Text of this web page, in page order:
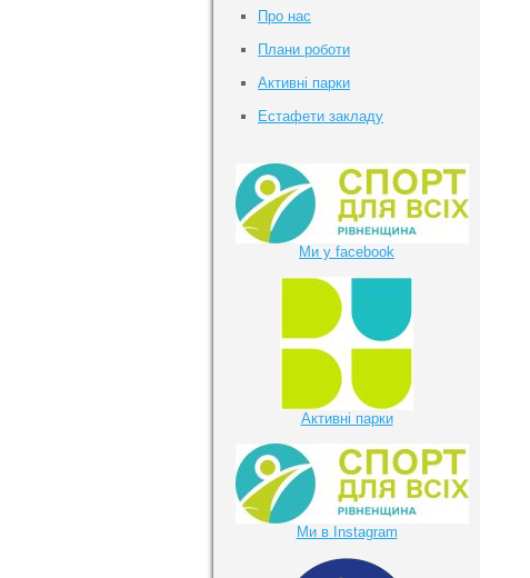
Про нас
Плани роботи
Активні парки
Естафети закладу
Ми у facebook
Активні парки
Ми в Instagram